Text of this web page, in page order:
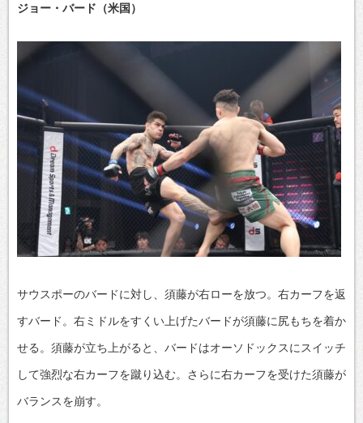
ジョー・バード（米国）
サウスポーのバードに対し、須藤が右ローを放つ。右カーフを返
すバード。右ミドルをすくい上げたバードが須藤に尻もちを着か
せる。須藤が立ち上がると、バードはオーソドックスにスイッチ
して強烈な右カーフを蹴り込む。さらに右カーフを受けた須藤が
バランスを崩す。